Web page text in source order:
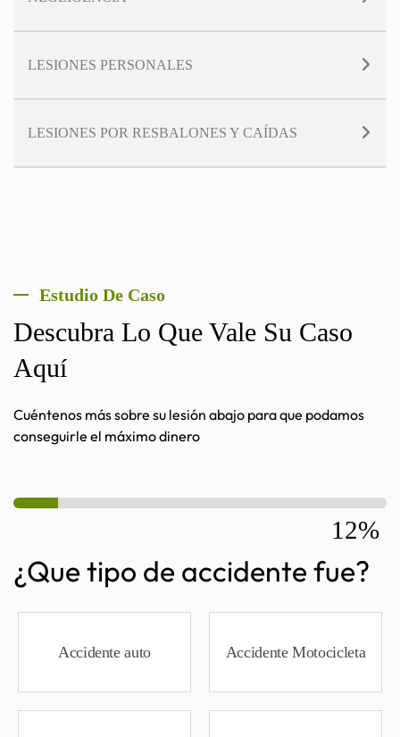
LESIONES PERSONALES
LESIONES POR RESBALONES Y CAÍDAS
Estudio De Caso
Descubra Lo Que Vale Su Caso
Aquí
Cuéntenos más sobre su lesión abajo para que podamos
conseguirle el máximo dinero
12%
¿Que tipo de accidente fue?
Accidente auto Accidente Motocicleta